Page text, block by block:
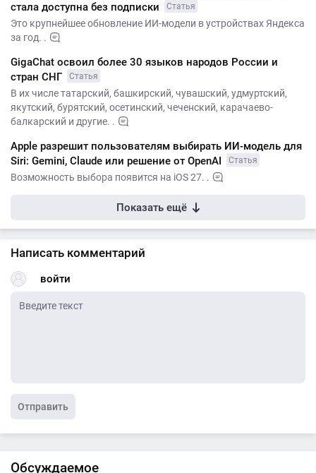
стала доступна без подписки
Статья
Это крупнейшее обновление ИИ-модели в устройствах Яндекса
за год. .
GigaChat освоил более 30 языков народов России и
стран СНГ
Статья
В их числе татарский, башкирский, чувашский, удмуртский,
якутский, бурятский, осетинский, чеченский, карачаево-
балкарский и другие. .
Apple разрешит пользователям выбирать ИИ-модель для
Siri: Gemini, Claude или решение от OpenAI
Статья
Возможность выбора появится на iOS 27. .
Показать ещё
Написать комментарий
войти
Отправить
Обсуждаемое